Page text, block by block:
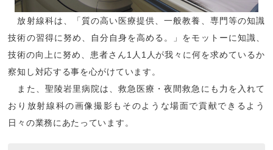
放射線科は、「質の高い医療提供、一般教養、専門等の知識
技術の習得に努め、自分自身を高める。」をモットーに知識、
技術の向上に努め、患者さん1人1人が我々に何を求めているか
察知し対応する事を心がけています。
また、聖陵岩里病院は、救急医療・夜間救急にも力を入れて
おり放射線科の画像撮影もそのような場面で貢献できるよう
日々の業務にあたっています。